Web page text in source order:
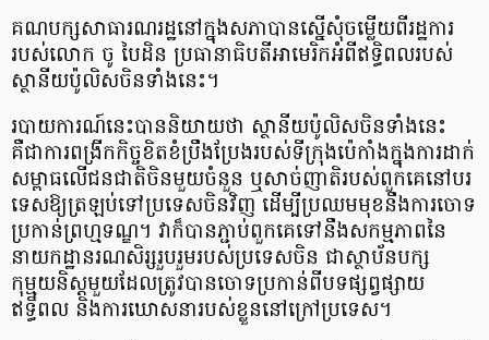
គណបក្សសាធារណរដ្ឋនៅក្នុងសភា​បានស្នើសុំ​ចម្លើយ​ពីរដ្ឋការ​
របស់​លោក ចូ បៃដិន ប្រធានា​ធិបតី​អាមេរិក​​​អំពីឥទ្ធិពល​របស់
ស្ថានីយ​ប៉ូលិស​ចិន​ទាំង​នេះ​។
របាយការណ៍នេះ​​បាននិយាយថា ស្ថានីយប៉ូលិស​ចិន​ទាំងនេះ ​
គឺជាការពង្រីក​កិច្ចខិតខំប្រឹងប្រែង​​របស់​ទីក្រុង​ប៉េកាំងក្នុងការដាក់
សម្ពាធលើ​ជនជាតិចិនមួយចំនួន ឬសាច់ញាតិរបស់ពួកគេ​​នៅបរ​
ទេស​ឱ្យត្រឡប់ទៅប្រទេសចិនវិញ​ ​ដើម្បីប្រឈមមុខនឹងការចោទ
ប្រកាន់ព្រហ្មទណ្ឌ។ ​វាក៏បានភ្ជាប់ពួកគេទៅនឹងសកម្មភាពនៃ
នាយកដ្ឋានរណសិរ្សរួបរួមរបស់ប្រទេសចិន ជាស្ថាប័នបក្ស
កុម្មុយនិស្តមួយ​ដែលត្រូវបានចោទប្រកាន់ពីបទផ្សព្វផ្សាយ
ឥទ្ធិពល និងការឃោសនារបស់ខ្លួននៅក្រៅប្រទេស។